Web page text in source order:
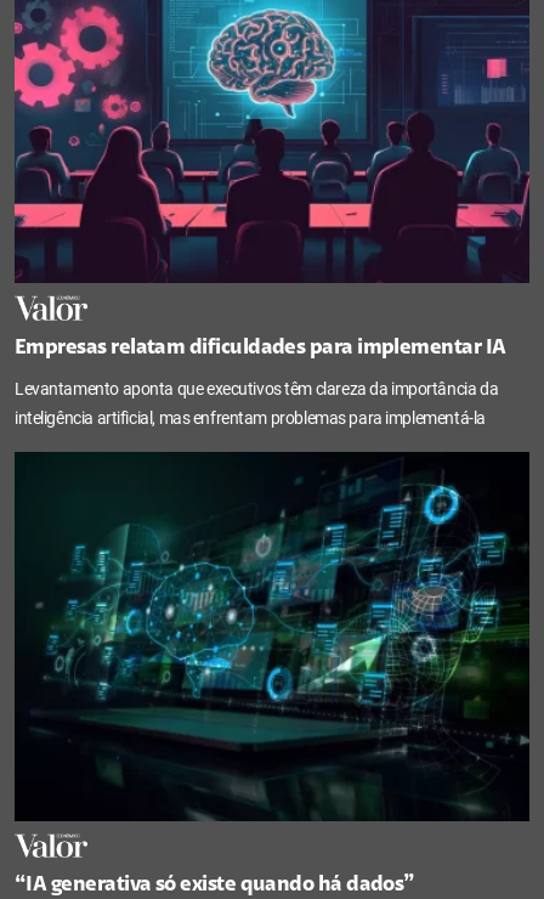
Empresas relatam dificuldades para implementar IA
Levantamento aponta que executivos têm clareza da importância da
inteligência artificial, mas enfrentam problemas para implementá-la
“IA generativa só existe quando há dados”